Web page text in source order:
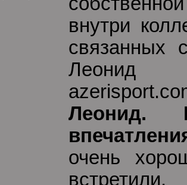
внутри
связанных
Леонид.
очень